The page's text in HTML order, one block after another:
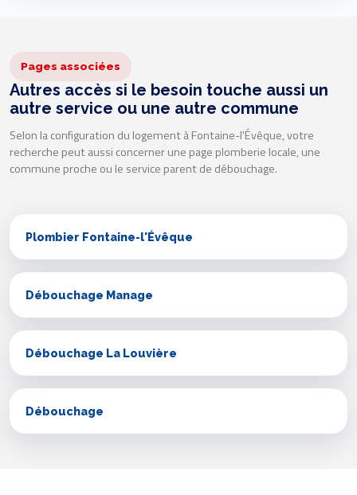
Pages associées
Autres accès si le besoin touche aussi un
autre service ou une autre commune
Selon la configuration du logement à Fontaine-l'Évêque, votre
recherche peut aussi concerner une page plomberie locale, une
commune proche ou le service parent de débouchage.
Plombier Fontaine-l'Évêque
Débouchage Manage
Débouchage La Louvière
Débouchage